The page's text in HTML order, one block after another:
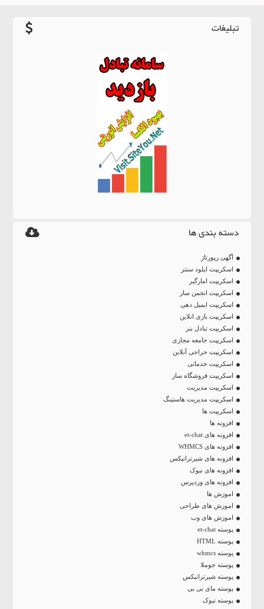
تبلیغات
دسته بندی ها
آگهی رپورتاژ
اسکریپت اپلود سنتر
اسکریپت امارگیر
اسکریپت انجمن ساز
اسکریپت ایمیل دهی
اسکریپت بازی انلاین
اسکریپت تبادل بنر
اسکریپت جامعه مجازی
اسکریپت حراجی آنلاین
اسکریپت خدماتی
اسکریپت فروشگاه ساز
اسکریپت مدیریت
اسکریپت مدیریت هاستینگ
اسکریپت ها
افزونه ها
افزونه های et-chat
افزونه های WHMCS
افزونه های شیرترانیکس
افزونه های نیوک
افزونه های وردپرس
اموزش ها
اموزش های طراحی
اموزش های وب
پوسته et-chat
پوسته HTML
پوسته whmcs
پوسته جوملا
پوسته شیرترانیکس
پوسته مای بی بی
پوسته نیوک